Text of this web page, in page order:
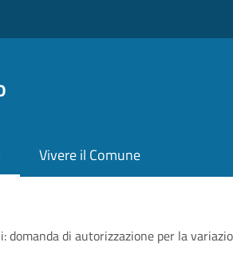
Vivere il Comune
di autorizzazione per la